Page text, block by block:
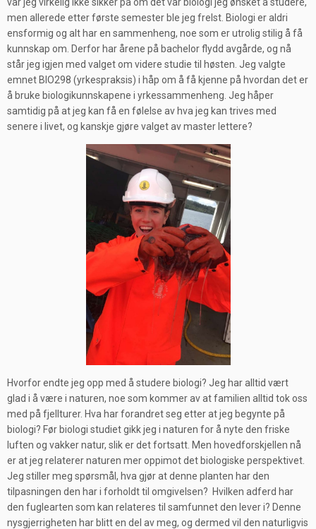
var jeg virkelig ikke sikker på om det var biologi jeg ønsket å studere,
men allerede etter første semester ble jeg frelst. Biologi er aldri
ensformig og alt har en sammenheng, noe som er utrolig stilig å få
kunnskap om. Derfor har årene på bachelor flydd avgårde, og nå
står jeg igjen med valget om videre studie til høsten. Jeg valgte
emnet BIO298 (yrkespraksis) i håp om å få kjenne på hvordan det er
å bruke biologikunnskapene i yrkessammenheng. Jeg håper
samtidig på at jeg kan få en følelse av hva jeg kan trives med
senere i livet, og kanskje gjøre valget av master lettere?
Hvorfor endte jeg opp med å studere biologi? Jeg har alltid vært
glad i å være i naturen, noe som kommer av at familien alltid tok oss
med på fjellturer. Hva har forandret seg etter at jeg begynte på
biologi? Før biologi studiet gikk jeg i naturen for å nyte den friske
luften og vakker natur, slik er det fortsatt. Men hovedforskjellen nå
er at jeg relaterer naturen mer oppimot det biologiske perspektivet.
Jeg stiller meg spørsmål, hva gjør at denne planten har den
tilpasningen den har i forholdt til omgivelsen? Hvilken adferd har
den fuglearten som kan relateres til samfunnet den lever i? Denne
nysgjerrigheten har blitt en del av meg, og dermed vil den naturligvis